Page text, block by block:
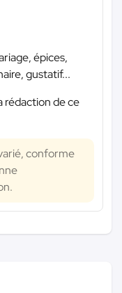
épices,
gustatif...
rédaction de ce
conforme